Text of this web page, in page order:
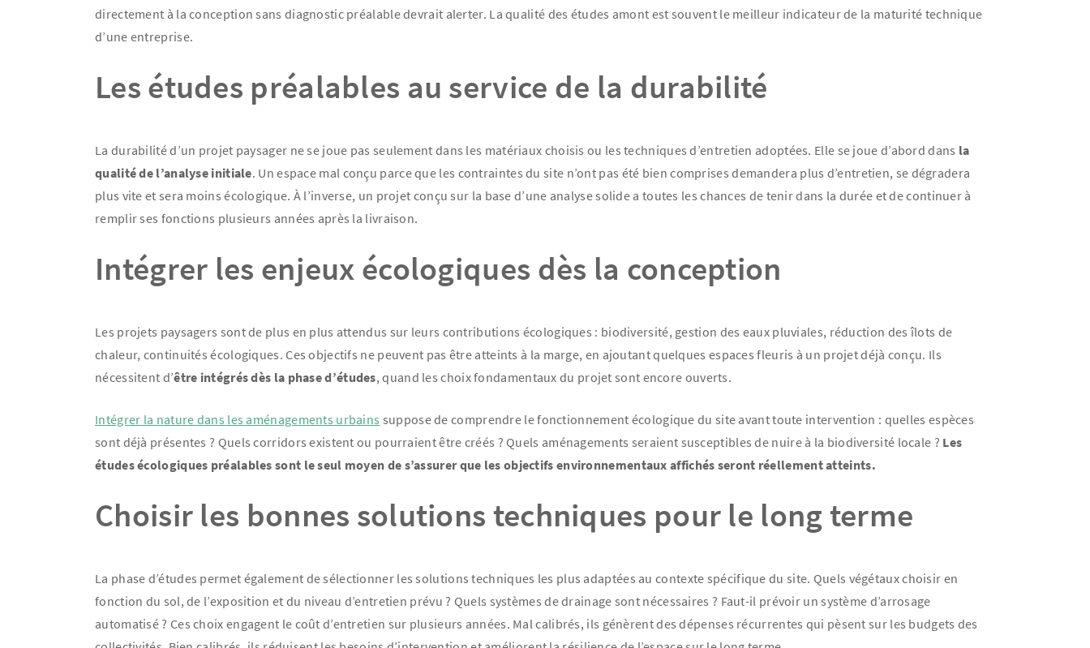
directement à la conception sans diagnostic préalable devrait alerter. La qualité des études amont est souvent le meilleur indicateur de la maturité technique
d’une entreprise.
Les études préalables au service de la durabilité
La durabilité d’un projet paysager ne se joue pas seulement dans les matériaux choisis ou les techniques d’entretien adoptées. Elle se joue d’abord dans la
qualité de l’analyse initiale. Un espace mal conçu parce que les contraintes du site n’ont pas été bien comprises demandera plus d’entretien, se dégradera
plus vite et sera moins écologique. À l’inverse, un projet conçu sur la base d’une analyse solide a toutes les chances de tenir dans la durée et de continuer à
remplir ses fonctions plusieurs années après la livraison.
Intégrer les enjeux écologiques dès la conception
Les projets paysagers sont de plus en plus attendus sur leurs contributions écologiques : biodiversité, gestion des eaux pluviales, réduction des îlots de
chaleur, continuités écologiques. Ces objectifs ne peuvent pas être atteints à la marge, en ajoutant quelques espaces fleuris à un projet déjà conçu. Ils
nécessitent d’être intégrés dès la phase d’études, quand les choix fondamentaux du projet sont encore ouverts.
Intégrer la nature dans les aménagements urbains suppose de comprendre le fonctionnement écologique du site avant toute intervention : quelles espèces
sont déjà présentes ? Quels corridors existent ou pourraient être créés ? Quels aménagements seraient susceptibles de nuire à la biodiversité locale ? Les
études écologiques préalables sont le seul moyen de s’assurer que les objectifs environnementaux affichés seront réellement atteints.
Choisir les bonnes solutions techniques pour le long terme
La phase d’études permet également de sélectionner les solutions techniques les plus adaptées au contexte spécifique du site. Quels végétaux choisir en
fonction du sol, de l’exposition et du niveau d’entretien prévu ? Quels systèmes de drainage sont nécessaires ? Faut-il prévoir un système d’arrosage
automatisé ? Ces choix engagent le coût d’entretien sur plusieurs années. Mal calibrés, ils génèrent des dépenses récurrentes qui pèsent sur les budgets des